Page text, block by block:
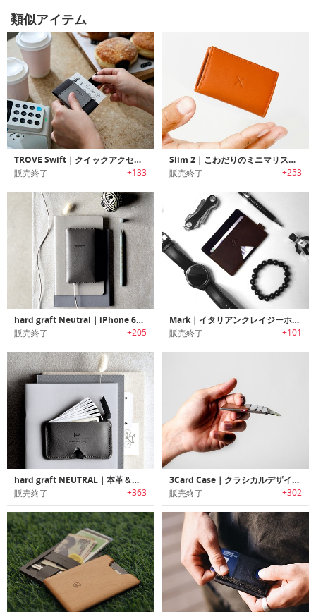
類似アイテム
TROVE Swift｜クイックアクセス可能なスリムウォレット/カードケース「トローブスイフト」
販売終了 +133
Slim 2｜こわだりのミニマリストのためにデザインされたウォレット「スリム２」
販売終了 +253
hard graft Neutral｜iPhone 6/6 Plus 専用Fold財布ケース
販売終了 +205
Mark｜イタリアンクレイジーホースレザーを使用したミニマリストデザインカードホルダーウォレット「マーク」
販売終了 +101
hard graft NEUTRAL｜本革＆フェルト製極薄カードケース
販売終了 +363
3Card Case｜クラシカルデザインミニマルカードケース「スリーカードケース」
販売終了 +302